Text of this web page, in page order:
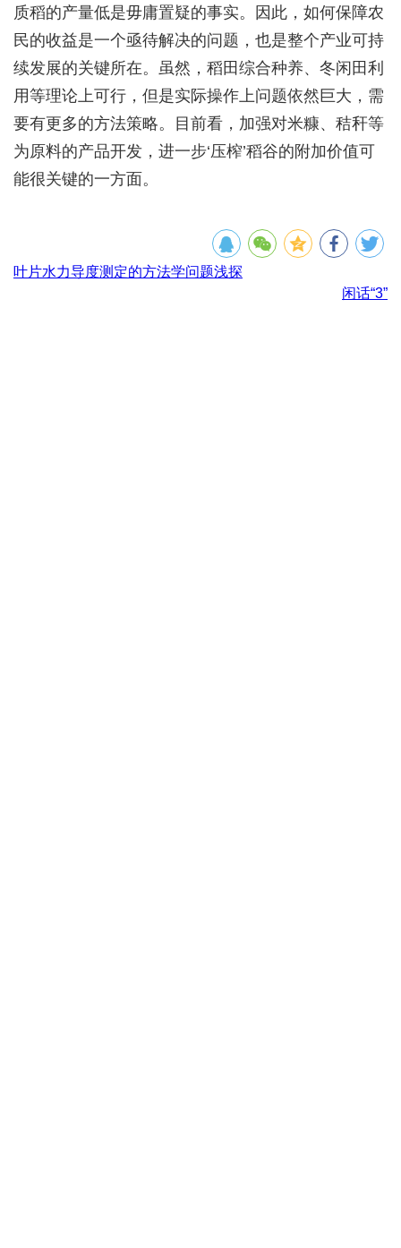
质稻的产量低是毋庸置疑的事实。因此，如何保障农
民的收益是一个亟待解决的问题，也是整个产业可持
续发展的关键所在。虽然，稻田综合种养、冬闲田利
用等理论上可行，但是实际操作上问题依然巨大，需
要有更多的方法策略。目前看，加强对米糠、秸秆等
为原料的产品开发，进一步‘压榨’稻谷的附加价值可
能很关键的一方面。
叶片水力导度测定的方法学问题浅探
闲话“3”